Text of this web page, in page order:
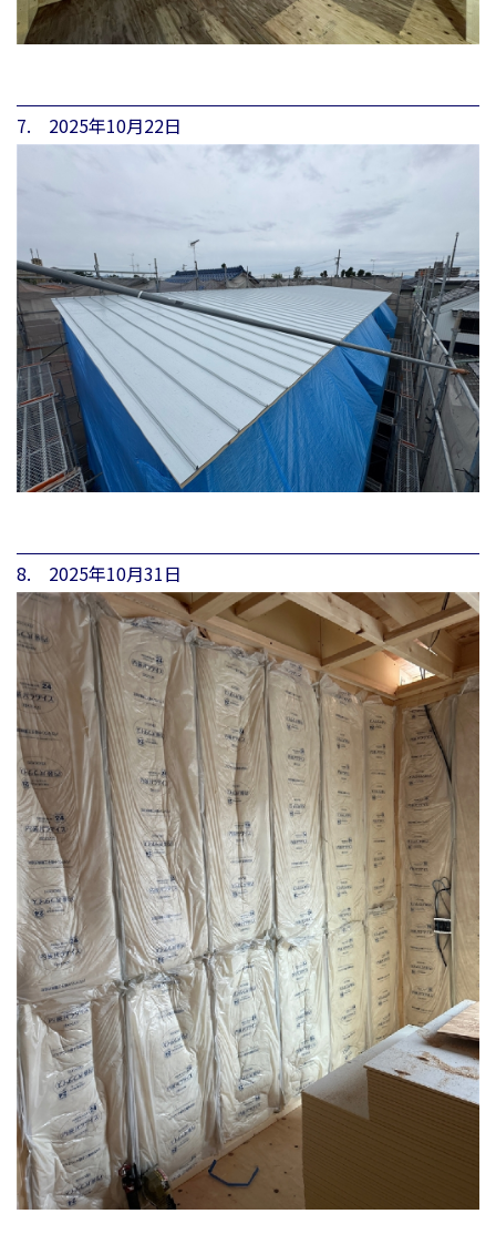
7. 2025年10月22日
8. 2025年10月31日